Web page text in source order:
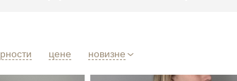
цене новизне